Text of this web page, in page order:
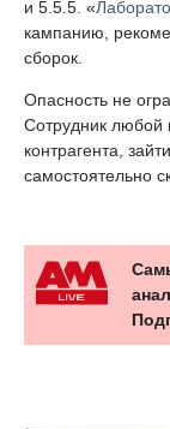
и 5.5.5. «
кампанию,
сборок.
Опасность не
Сотрудник любой
контрагента,
самостоятельно